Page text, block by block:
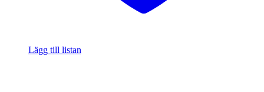
Lägg till listan